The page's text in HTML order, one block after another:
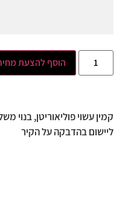
הוסף להצעת
קמין עשוי פוליאוריטן, בנוי
ליישום בהדבקה על הקיר